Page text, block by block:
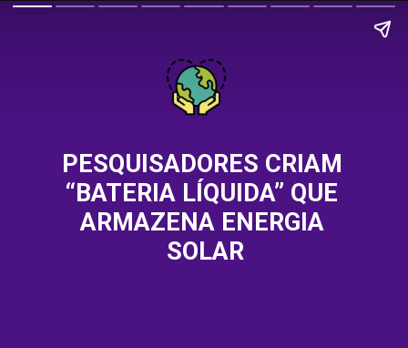
PESQUISADORES CRIAM
“BATERIA LÍQUIDA” QUE
ARMAZENA ENERGIA
SOLAR